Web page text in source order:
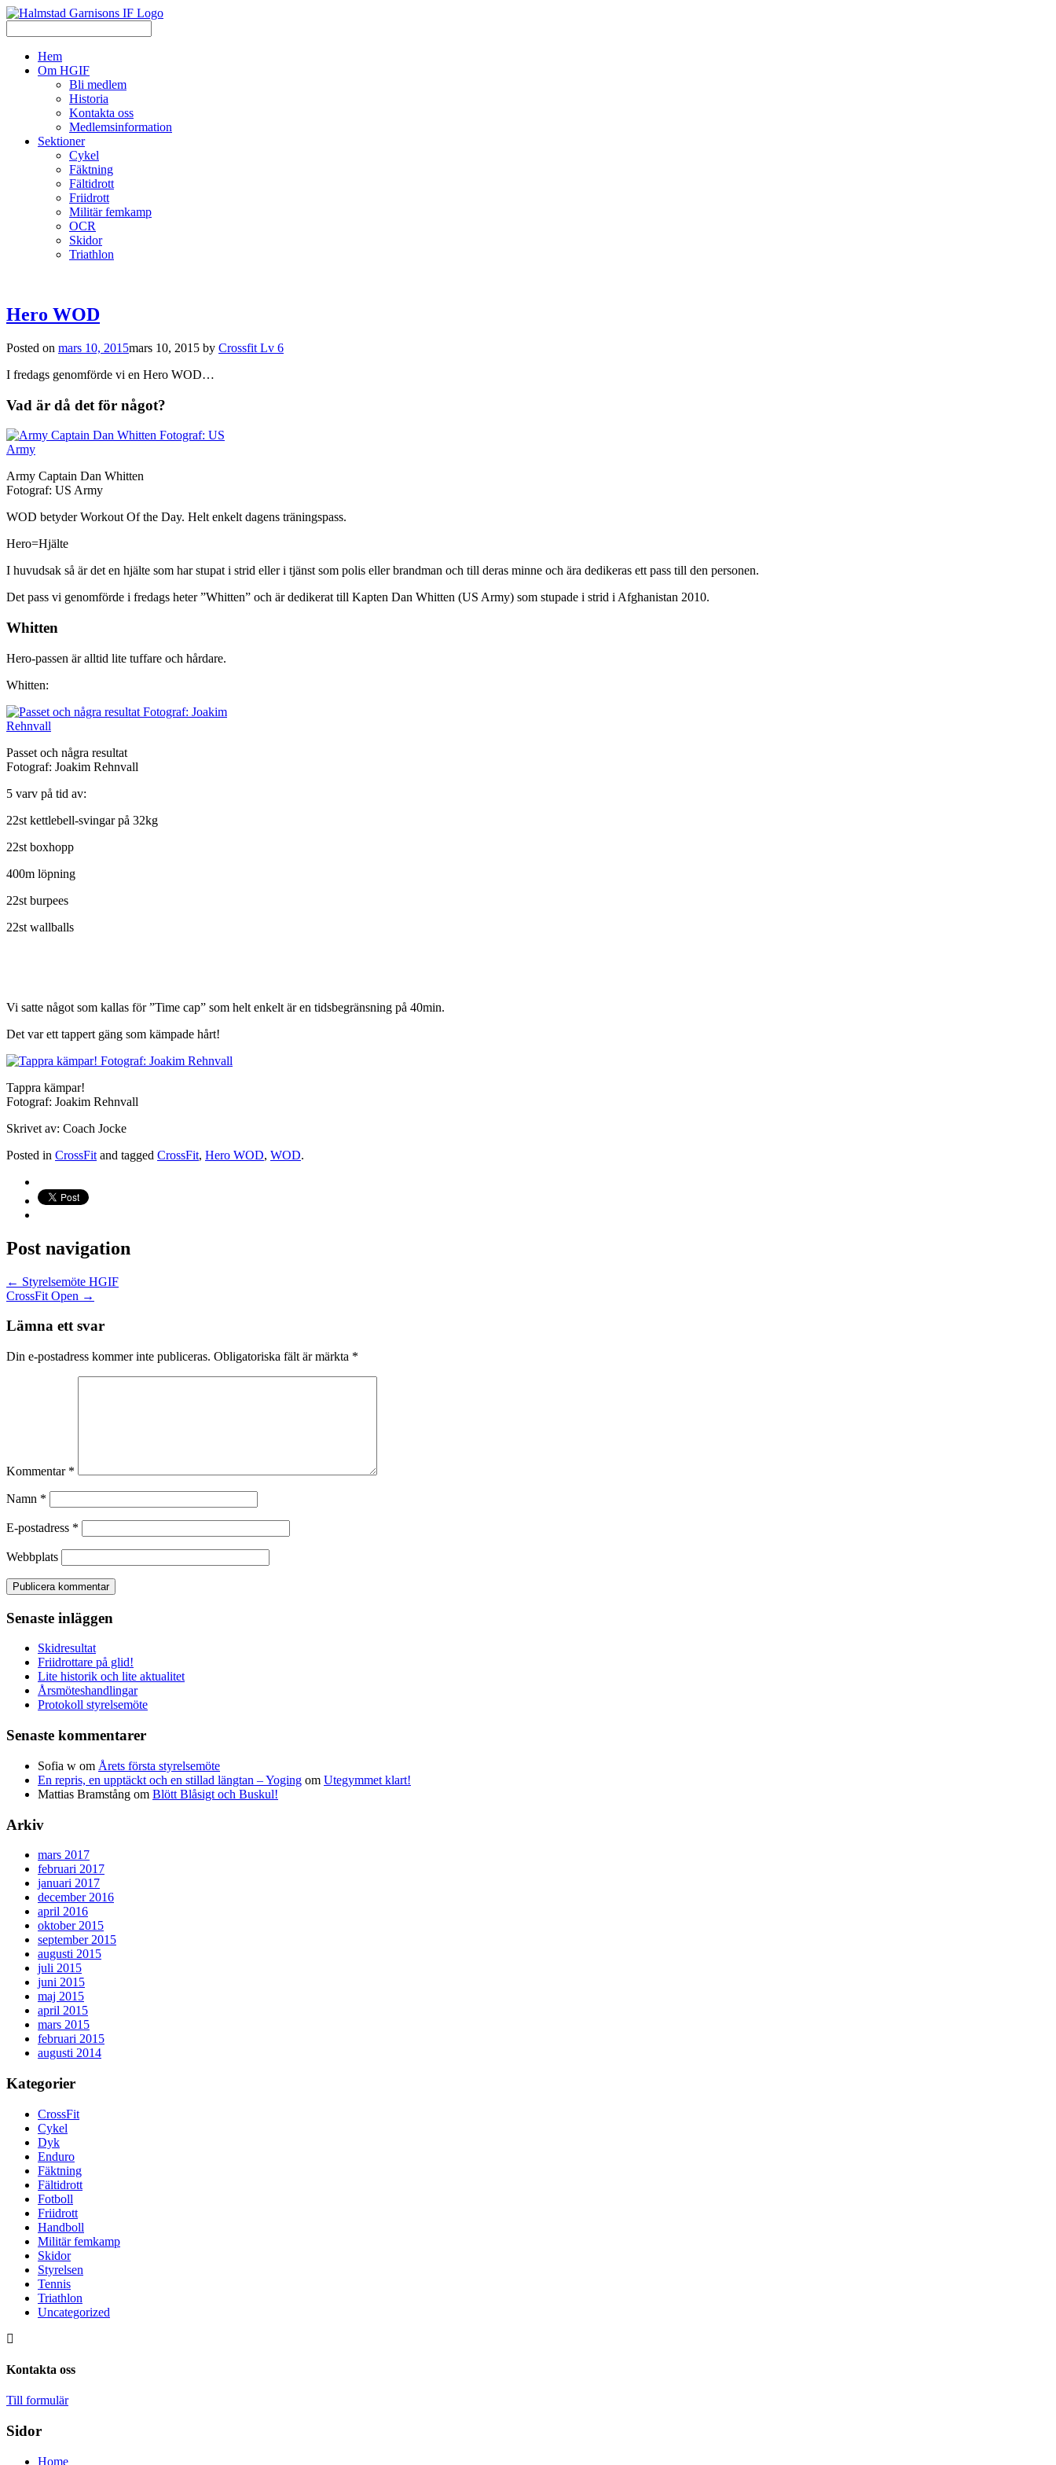
Hem
Om HGIF
Bli medlem
Historia
Kontakta oss
Medlemsinformation
Sektioner
Cykel
Fäktning
Fältidrott
Friidrott
Militär femkamp
OCR
Skidor
Triathlon
Hero WOD
Posted on mars 10, 2015mars 10, 2015 by Crossfit Lv 6
I fredags genomförde vi en Hero WOD…
Vad är då det för något?
Army Captain Dan Whitten
Fotograf: US Army
WOD betyder Workout Of the Day. Helt enkelt dagens träningspass.
Hero=Hjälte
I huvudsak så är det en hjälte som har stupat i strid eller i tjänst som polis eller brandman och till deras minne och ära dedikeras ett pass till den personen.
Det pass vi genomförde i fredags heter ”Whitten” och är dedikerat till Kapten Dan Whitten (US Army) som stupade i strid i Afghanistan 2010.
Whitten
Hero-passen är alltid lite tuffare och hårdare.
Whitten:
Passet och några resultat
Fotograf: Joakim Rehnvall
5 varv på tid av:
22st kettlebell-svingar på 32kg
22st boxhopp
400m löpning
22st burpees
22st wallballs
Vi satte något som kallas för ”Time cap” som helt enkelt är en tidsbegränsning på 40min.
Det var ett tappert gäng som kämpade hårt!
Tappra kämpar!
Fotograf: Joakim Rehnvall
Skrivet av: Coach Jocke
Posted in CrossFit and tagged CrossFit, Hero WOD, WOD.
Post navigation
← Styrelsemöte HGIF
CrossFit Open →
Lämna ett svar
Din e-postadress kommer inte publiceras. Obligatoriska fält är märkta *
Kommentar *
Namn *
E-postadress *
Webbplats
Senaste inläggen
Skidresultat
Friidrottare på glid!
Lite historik och lite aktualitet
Årsmöteshandlingar
Protokoll styrelsemöte
Senaste kommentarer
Sofia w om Årets första styrelsemöte
En repris, en upptäckt och en stillad längtan – Yoging om Utegymmet klart!
Mattias Bramstång om Blött Blåsigt och Buskul!
Arkiv
mars 2017
februari 2017
januari 2017
december 2016
april 2016
oktober 2015
september 2015
augusti 2015
juli 2015
juni 2015
maj 2015
april 2015
mars 2015
februari 2015
augusti 2014
Kategorier
CrossFit
Cykel
Dyk
Enduro
Fäktning
Fältidrott
Fotboll
Friidrott
Handboll
Militär femkamp
Skidor
Styrelsen
Tennis
Triathlon
Uncategorized
Kontakta oss
Till formulär
Sidor
Home